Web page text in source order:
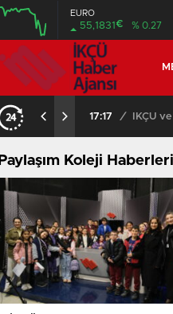
EURO
55,1831€ % 0.27
17:17 / İKÇÜ
Paylaşım Koleji Haberleri